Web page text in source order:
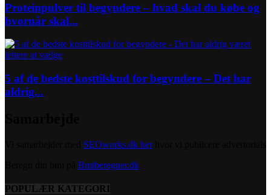
Proteinpulver til begyndere – hvad skal du købe og
hvornår skal...
5 af de bedste kosttilskud for begyndere – Det har
aldrig...
SEOworks.dk herhvor vi publicere advertorials
Bmiberegner.dk
POPULÆR KATEGORI